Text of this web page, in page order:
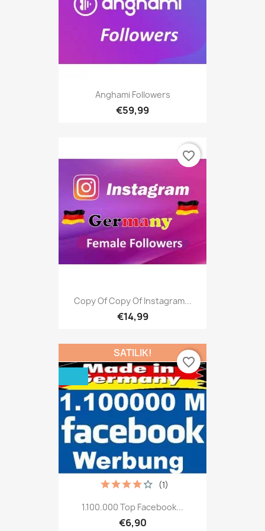
Anghami Followers
€59,99
Copy Of Copy Of Instagram...
€14,99
favorite_border
1.100.000 Top Facebook...
€6,90
(1)
SATILIK!
favorite_border